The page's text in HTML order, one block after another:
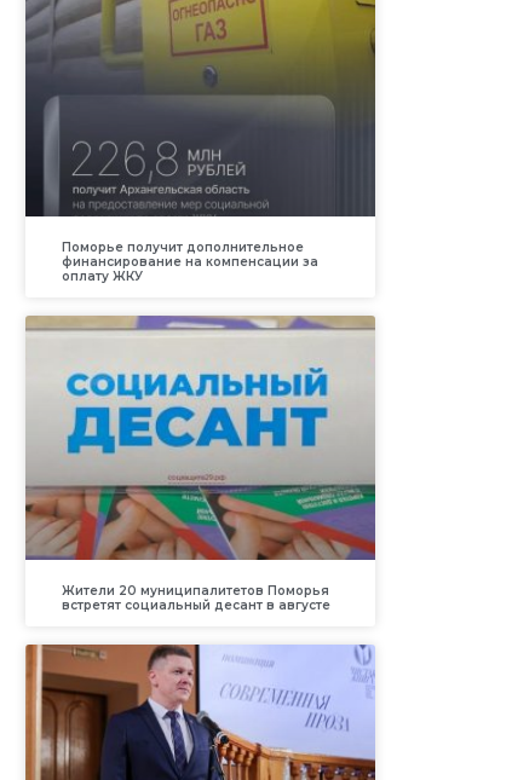
Поморье получит дополнительное
финансирование на компенсации за
оплату ЖКУ
Жители 20 муниципалитетов Поморья
встретят социальный десант в августе